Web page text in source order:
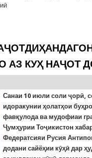
оид ба
АЗ КУҲ НАҶОТ
Санаи 10 июли соли ҷорӣ,
идоракунии ҳолатҳои
фавқулода ва мудофиаи
Ҷумҳурии Тоҷикистон
Федератсияи Русия
додани сайёҳии кӯҳӣ дар